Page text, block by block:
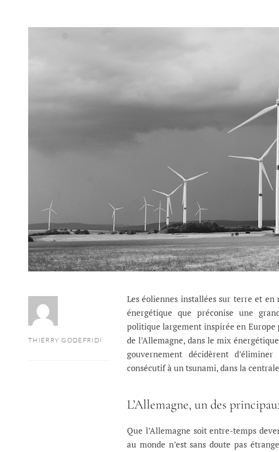
THIERRY GODEFRIDI
Les éoliennes installées sur terre et
énergétique que préconise une
politique largement inspirée en Europe
de l’Allemagne, dans le mix
gouvernement décidèrent
consécutif à un tsunami, dans la
L’Allemagne, un des
Que l’Allemagne soit entre-temps
au monde n’est sans doute pas